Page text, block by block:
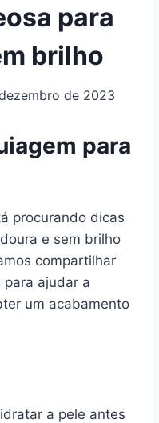
para
brilho
de 2023
para
procurando dicas
e sem brilho
compartilhar
ajudar a
um acabamento
a pele antes